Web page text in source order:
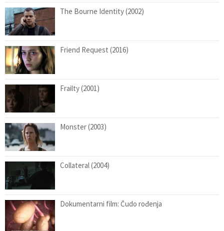
The Bourne Identity (2002)
Friend Request (2016)
Frailty (2001)
Monster (2003)
Collateral (2004)
Dokumentarni film: Čudo rođenja